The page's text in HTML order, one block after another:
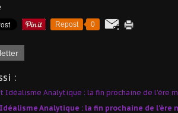
Repost 0
:
Analytique : la fin prochaine de l’ère